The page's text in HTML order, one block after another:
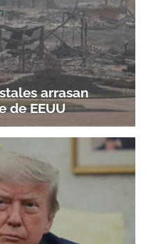
arrasan
de EEUU